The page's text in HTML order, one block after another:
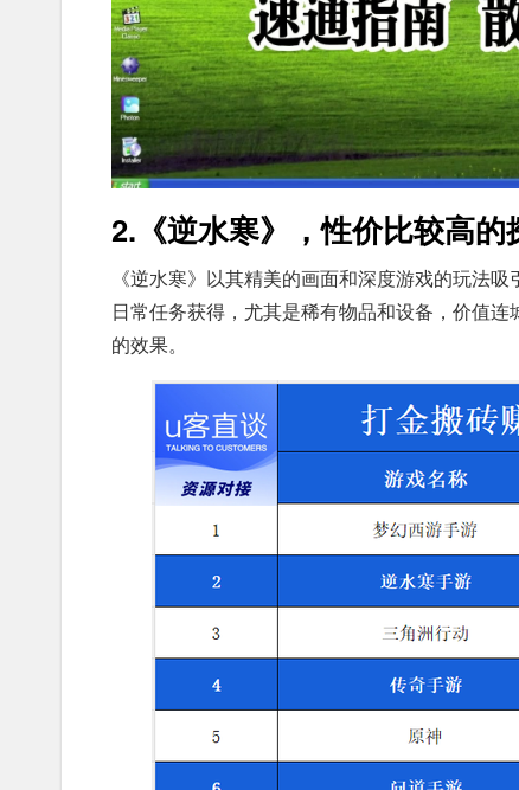
2.《逆水寒》，性价比较高的
《逆水寒》以其精美的画面和深度游戏的玩法
日常任务获得，尤其是稀有物品和设备，价值
的效果。